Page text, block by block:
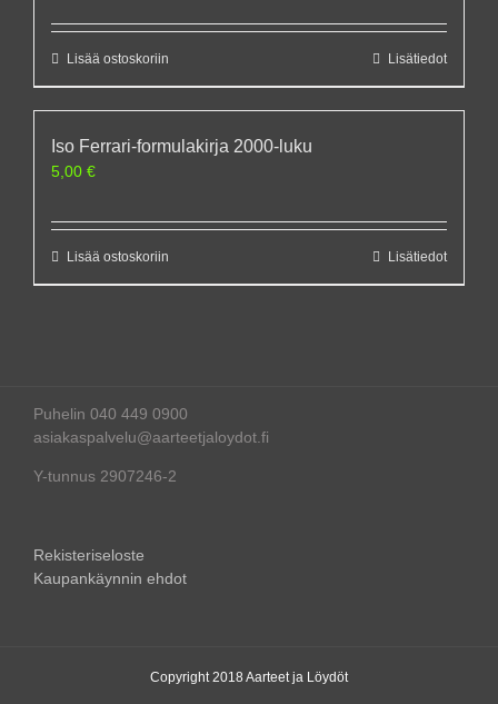
Lisää ostoskoriin Lisätiedot
Iso Ferrari-formulakirja 2000-luku
5,00 €
Lisää ostoskoriin Lisätiedot
Puhelin 040 449 0900
asiakaspalvelu@aarteetjaloydot.fi
Y-tunnus 2907246-2
Rekisteriseloste
Kaupankäynnin ehdot
Copyright 2018 Aarteet ja Löydöt